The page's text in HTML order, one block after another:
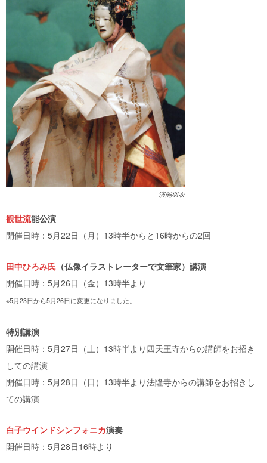
演能羽衣
観世流能公演
開催日時：5月22日（月）13時半からと16時からの2回
田中ひろみ氏 （仏像イラストレーターで文筆家）講演
開催日時：5月26日（金）13時半より
※5月23日から5月26日に変更になりました。
特別講演
開催日時：5月27日（土）13時半より四天王寺からの講師をお招き
しての講演
開催日時：5月28日（日）13時半より法隆寺からの講師をお招きし
ての講演
白子ウインドシンフォニカ演奏
開催日時：5月28日16時より